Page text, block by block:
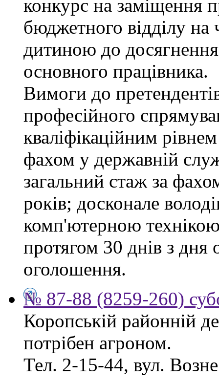
конкурс на заміщення
бюджетного відділу на
дитиною до
основного працівника.
Вимоги до
професійного
кваліфікаційним
фахом у державній
загальний стаж за
років; досконале
комп'ютерною
протягом 30 днів з дня
оголошення.
№ 87-88 (8259-260)
Коропській районній
потрібен агроном.
Тел. 2-15-44, вул.